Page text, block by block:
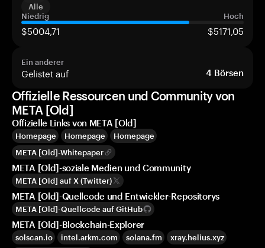
Alle
Niedrig
Hoch
$5004,71 $5171,05
Ein anderer
Gelistet auf 4 Börsen
Offizielle Ressourcen und Community von
META [Old]
Offizielle Links von META [Old]
Homepage Homepage
Homepage
META [Old]-Whitepaper
META [Old]-soziale Medien und Community
META [Old] auf X (Twitter)
META [Old]-Quellcode und Entwickler-Repositorys
META [Old]-Quellcode auf GitHub
META [Old]-Blockchain-Explorer
solscan.io intel.arkm.com solana.fm
xray.helius.xyz